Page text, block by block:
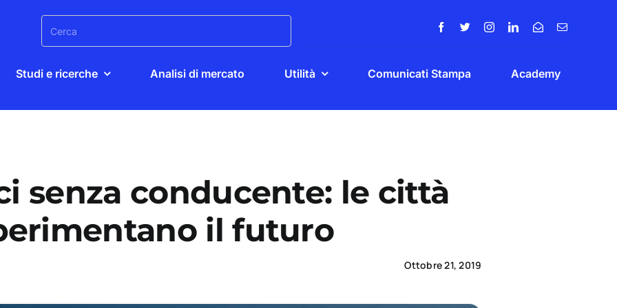
Search
for:
Studi e ricerche Analisi di mercato Utilità Comunicati Stampa Academy
senza conducente: le città
il futuro
Ottobre 21, 2019